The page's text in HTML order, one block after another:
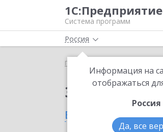
Система программ
Россия
Информация на
отображаться
Россия
Да, все
Главная
Заказать
в Каменск-